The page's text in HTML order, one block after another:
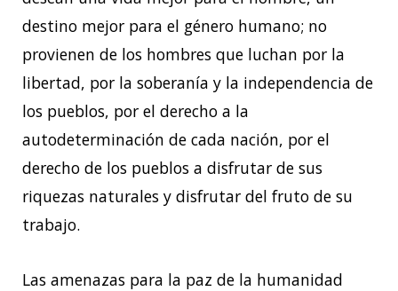
destino mejor para el género humano; no
provienen de los hombres que luchan por la
libertad, por la soberanía y la independencia de
los pueblos, por el derecho a la
autodeterminación de cada nación, por el
derecho de los pueblos a disfrutar de sus
riquezas naturales y disfrutar del fruto de su
trabajo.
Las amenazas para la paz de la humanidad